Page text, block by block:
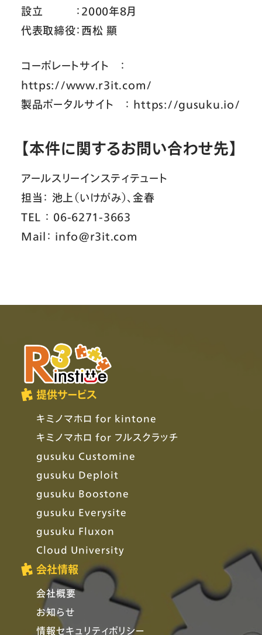
設立 ：2000年8月
代表取締役：西松 顯
コーポレートサイト ：
https://www.r3it.com/
製品ポータルサイト ： https://gusuku.io/
【本件に関するお問い合わせ先】
アールスリーインスティテュート
担当： 池上（いけがみ）、金春
TEL ： 06-6271-3663
Mail： info@r3it.com
提供サービス
キミノマホロ for kintone
キミノマホロ for フルスクラッチ
gusuku Customine
gusuku Deploit
gusuku Boostone
gusuku Everysite
gusuku Fluxon
Cloud University
会社情報
会社概要
お知らせ
情報セキュリティポリシー